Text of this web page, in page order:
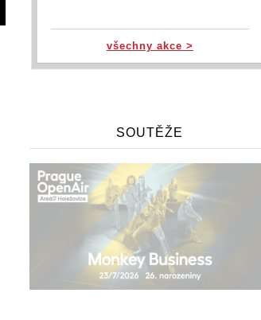
všechny akce >
SOUTĚŽE